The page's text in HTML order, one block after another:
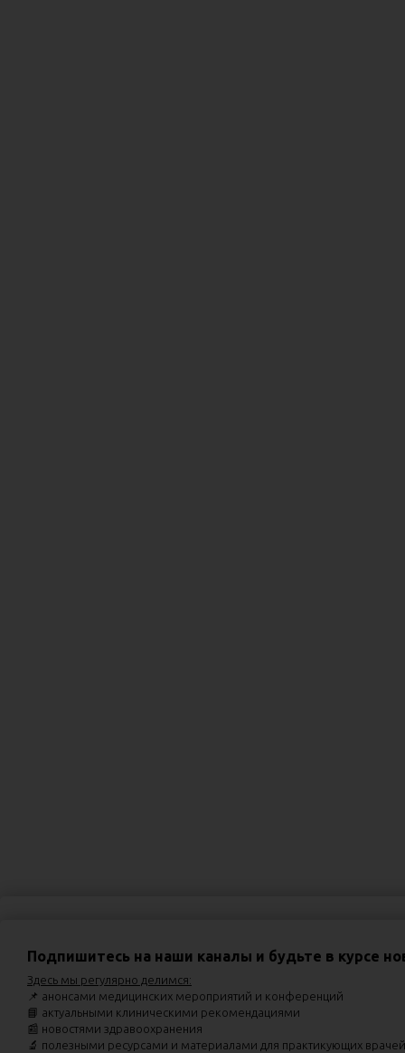
02.09.2026Вебинар «Хронический кашель и постназальный
03.09.2026Диалог экспертов «Кардио-рено-гепато-
07.09.2026Вебинар «Торакалгии. Особенности курации
Подпишитесь на наши каналы и будьте в курсе
Здесь мы регулярно делимся:
📌 анонсами медицинских мероприятий и конференций
📘 актуальными клиническими рекомендациями
📰 новостями здравоохранения
🔬 полезными ресурсами и материалами для практикующих врачей